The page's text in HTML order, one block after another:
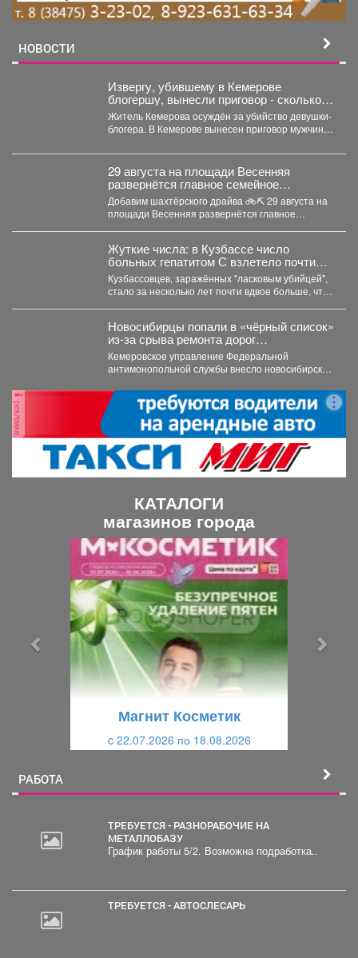
НОВОСТИ
Извергу, убившему в Кемерове
блогершу, вынесли приговор - сколько
ему дали
Житель Кемерова осуждён за убийство девушки-
блогера. В Кемерове вынесен приговор мужчине,
29 августа на площади Весенняя
развернётся главное семейное
соревнование этого лета - городской
конкурс «Шахтёрский видномобиль».
Добавим шахтёрского драйва 🚲⛏ 29 августа на
площади Весенняя развернётся главное
Жуткие числа: в Кузбассе число
больных гепатитом С взлетело почти
вдвое
Кузбассовцев, заражённых "ласковым убийцей",
стало за несколько лет почти вдвое больше, что
Новосибирцы попали в «чёрный список»
из‑за срыва ремонта дорог
Прокопьевска
Кемеровское управление Федеральной
антимонопольной службы внесло новосибирскую
недобросовестных поставщиков. Речь...
реклама
КАТАЛОГИ
магазинов города
Магнит Косметик
c 22.07.2026 по 18.08.2026
РАБОТА
ТРЕБУЕТСЯ - РАЗНОРАБОЧИЕ НА
МЕТАЛЛОБАЗУ
График работы 5/2. Возможна подработка..
ТРЕБУЕТСЯ - АВТОСЛЕСАРЬ